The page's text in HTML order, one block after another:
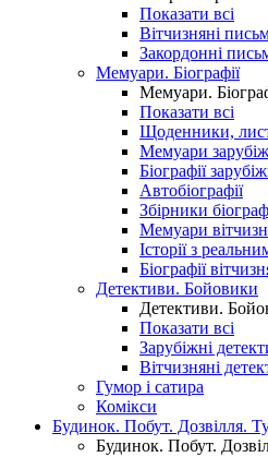
Показати всі
Вітчизняні
Закордонні
Мемуари. Біографії
Мемуари.
Показати всі
Щоденники,
Мемуари
Біографії
Автобіографії
Збірники
Мемуари
Історії з
Біографії
Детективи. Бойовики
Детективи.
Показати всі
Зарубіжні
Вітчизняні
Гумор і сатира
Комікси
Будинок. Побут. Дозвілля.
Будинок. Побут.